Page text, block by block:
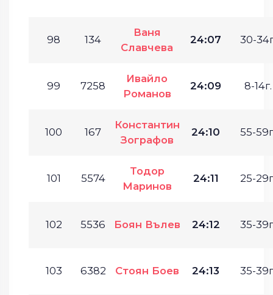
98 134
Ваня
Славчева
24:07 30-
99 7258
Ивайло
Романов
24:09 8-14г.
100 167
Константин
Зографов
24:10 55-
101 5574
Тодор
Маринов
24:11 25-
102 5536 Боян Вълев 24:12 35-
103 6382 Стоян Боев 24:13 35-